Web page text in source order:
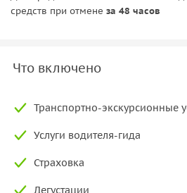
средств при отмене за 48 часов
Что включено
Транспортно-экскурсионные
Услуги водителя-гида
Страховка
Дегустации